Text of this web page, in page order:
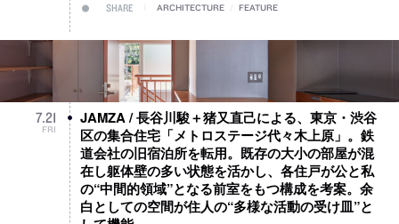
SHARE ARCHITECTURE FEATURE
7.21
FRI
JAMZA / 長谷川駿＋猪又直己による、東京・渋谷
区の集合住宅「メトロステージ代々木上原」。鉄
道会社の旧宿泊所を転用。既存の大小の部屋が混
在し躯体壁の多い状態を活かし、各住戸が公と私
の“中間的領域”となる前室をもつ構成を考案。余
白としての空間が住人の“多様な活動の受け皿”と